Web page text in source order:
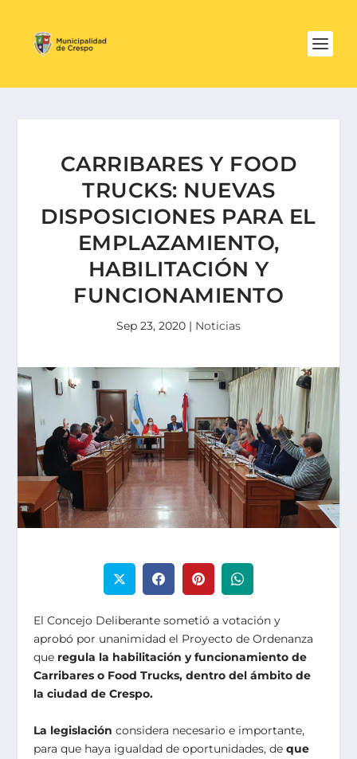
CARRIBARES Y FOOD
TRUCKS: NUEVAS
DISPOSICIONES PARA EL
EMPLAZAMIENTO,
HABILITACIÓN Y
FUNCIONAMIENTO
Sep 23, 2020 | Noticias
El Concejo Deliberante sometió a votación y
aprobó por unanimidad el Proyecto de Ordenanza
que regula la habilitación y funcionamiento de
Carribares o Food Trucks, dentro del ámbito de
la ciudad de Crespo.
La legislaciónconsidera necesario e importante,
para que haya igualdad de oportunidades, deque